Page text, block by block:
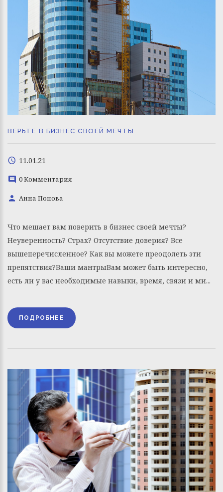
ВЕРЬТЕ В БИЗНЕС СВОЕЙ МЕЧТЫ
11.01.21
0 Комментария
Анна Попова
Что мешает вам поверить в бизнес своей мечты?
Неуверенность? Страх? Отсутствие доверия? Все
вышеперечисленное? Как вы можете преодолеть эти
препятствия?Ваши мантрыВам может быть интересно,
есть ли у вас необходимые навыки, время, связи и ми...